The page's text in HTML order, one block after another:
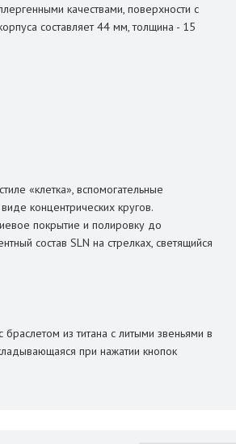
качествами, поверхности с
составляет 44 мм, толщина - 15
«клетка», вспомогательные
концентрических кругов.
покрытие и полировку до
состав SLN на стрелках, светящийся
из титана с литыми звеньями в
при нажатии кнопок